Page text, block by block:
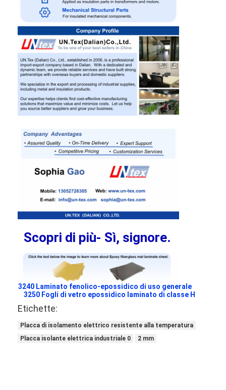
Casa
Prodotti
Circa noi
Giro della fabbrica
Controllo di qualità
Contattici
Nastro adesivo dell'isolamento
Scopri di più- Sì, signore.
3240 Laminato fenolico-epossidico di uso generale
3250 Fogli di vetro epossidico laminato di classe H
Etichette:
Placca di isolamento elettrico resistente alla temperatura
Placca isolante elettrica industriale 0
2 mm